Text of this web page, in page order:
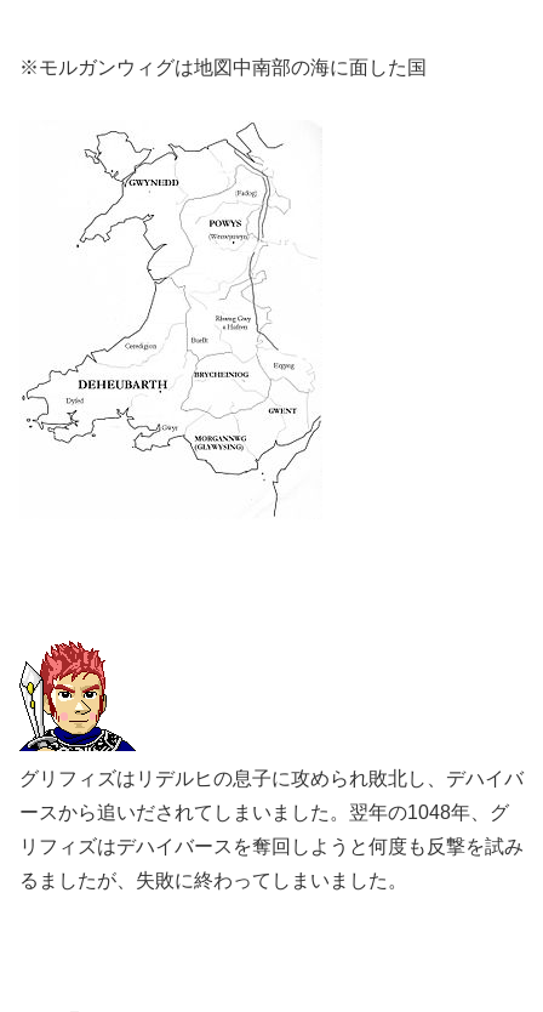
※モルガンウィグは地図中南部の海に面した国
グリフィズはリデルヒの息子に攻められ敗北し、デハイバ
ースから追いだされてしまいました。翌年の1048年、グ
リフィズはデハイバースを奪回しようと何度も反撃を試み
るましたが、失敗に終わってしまいました。